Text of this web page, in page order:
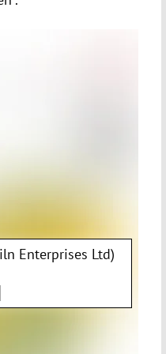
Enterprises Ltd)